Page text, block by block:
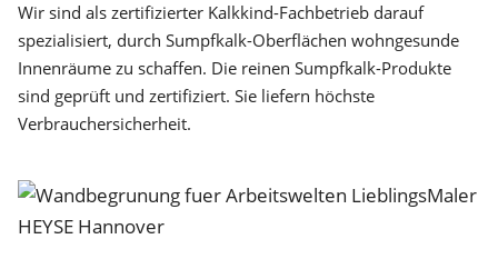
Wir sind als zertifizierter Kalkkind-Fachbetrieb darauf
spezialisiert, durch Sumpfkalk-Oberflächen wohngesunde
Innenräume zu schaffen. Die reinen Sumpfkalk-Produkte
sind geprüft und zertifiziert. Sie liefern höchste
Verbrauchersicherheit.